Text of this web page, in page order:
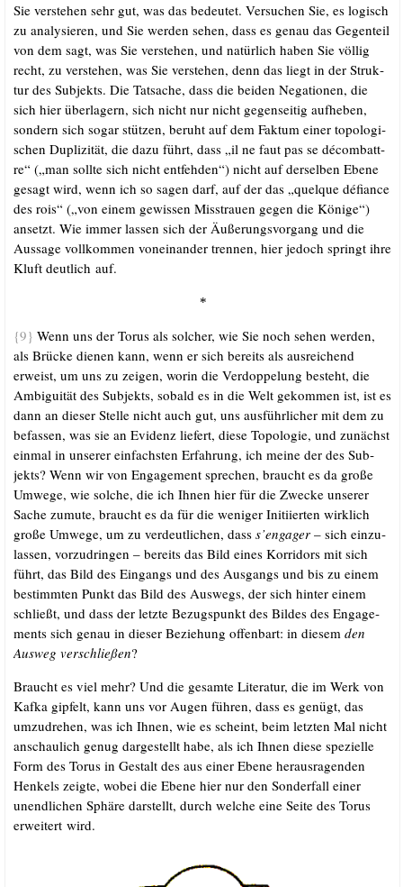
Sie ver­ste­hen sehr gut, was das bedeu­tet. Ver­su­chen Sie, es logisch
zu ana­ly­sie­ren, und Sie wer­den sehen, dass es genau das Gegen­teil
von dem sagt, was Sie ver­ste­hen, und natür­lich haben Sie völ­lig
recht, zu ver­ste­hen, was Sie ver­ste­hen, denn das liegt in der Struk­
tur des Sub­jekts. Die Tat­sa­che, dass die bei­den Nega­tio­nen, die
sich hier über­la­gern, sich nicht nur nicht gegen­sei­tig auf­he­ben,
son­dern sich sogar stüt­zen, beruht auf dem Fak­tum einer topo­lo­gi­
schen Dupli­zi­tät, die dazu führt, dass „il ne faut pas se décom­b­att­
re“ („man soll­te sich nicht ent­feh­den“) nicht auf der­sel­ben Ebe­ne
gesagt wird, wenn ich so sagen darf, auf der das „quel­que défi­ance
des rois“ („von einem gewis­sen Miss­trau­en gegen die Köni­ge“)
ansetzt. Wie immer las­sen sich der Äuße­rungs­vor­gang und die
Aus­sa­ge voll­kom­men von­ein­an­der tren­nen, hier jedoch springt ihre
Kluft deut­lich auf.
*
{9} Wenn uns der Torus als sol­cher, wie Sie noch sehen wer­den,
als Brü­cke die­nen kann, wenn er sich bereits als aus­rei­chend
erweist, um uns zu zei­gen, wor­in die Ver­dop­pe­lung besteht, die
Ambi­gui­tät des Sub­jekts, sobald es in die Welt gekom­men ist, ist es
dann an die­ser Stel­le nicht auch gut, uns aus­führ­li­cher mit dem zu
befas­sen, was sie an Evi­denz lie­fert, die­se Topo­lo­gie, und zunächst
ein­mal in unse­rer ein­fachs­ten Erfah­rung, ich mei­ne der des Sub­
jekts? Wenn wir von Enga­ge­ment spre­chen, braucht es da gro­ße
Umwe­ge, wie sol­che, die ich Ihnen hier für die Zwe­cke unse­rer
Sache zumu­te, braucht es da für die weni­ger Initi­ier­ten wirk­lich
gro­ße Umwe­ge, um zu ver­deut­li­chen, dass s’en­ga­ger– sich ein­zu­
las­sen, vor­zu­drin­gen – bereits das Bild eines Kor­ri­dors mit sich
führt, das Bild des Ein­gangs und des Aus­gangs und bis zu einem
bestimm­ten Punkt das Bild des Aus­wegs, der sich hin­ter einem
schließt, und dass der letz­te Bezugs­punkt des Bil­des des Enga­ge­
ments sich genau in die­ser Bezie­hung offen­bart: in die­sem den
Aus­weg ver­schlie­ßen?
Braucht es viel mehr? Und die gesam­te Lite­ra­tur, die im Werk von
Kaf­ka gip­felt, kann uns vor Augen füh­ren, dass es genügt, das
umzu­dre­hen, was ich Ihnen, wie es scheint, beim letz­ten Mal nicht
anschau­lich genug dar­ge­stellt habe, als ich Ihnen die­se spe­zi­el­le
Form des Torus in Gestalt des aus einer Ebe­ne her­aus­ra­gen­den
Hen­kels zeig­te, wobei die Ebe­ne hier nur den Son­der­fall einer
unend­li­chen Sphä­re dar­stellt, durch wel­che eine Sei­te des Torus
erwei­tert wird.